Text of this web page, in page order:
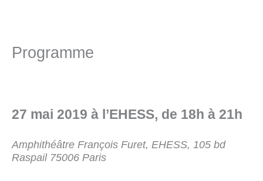
Programme
27 mai 2019 à l’EHESS, de 18h à 21h
Amphithéâtre François Furet, EHESS, 105 bd
Raspail 75006 Paris